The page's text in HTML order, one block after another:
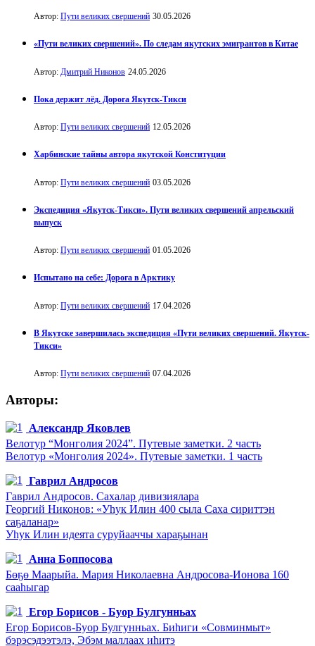
Автор: Пути великих свершений 30.05.2026
«Пути великих свершений». По следам якутских эмигрантов в Китае
Автор: Дмитрий Никонов 24.05.2026
Пока держит лёд. Дорога Якутск-Тикси
Автор: Пути великих свершений 12.05.2026
Харбинские тайны автора якутской Конституции
Автор: Пути великих свершений 03.05.2026
Экспедиция «Якутск-Тикси». Пути великих свершений апрельский
выпуск
Автор: Пути великих свершений 01.05.2026
Испытано на себе: Дорога в Арктику
Автор: Пути великих свершений 17.04.2026
В Якутске завершилась экспедиция «Пути великих свершений. Якутск-
Тикси»
Автор: Пути великих свершений 07.04.2026
Авторы:
Александр Яковлев
Велотур “Монголия 2024”. Путевые заметки. 2 часть
Велотур «Монголия 2024». Путевые заметки. 1 часть
Гаврил Андросов
Гаврил Андросов. Сахалар дивизиялара
Георгий Никонов: «Уһук Илин 400 сыла Саха сириттэн
саҕаланар»
Уһук Илин идеята суруйааччы хараҕынан
Анна Боппосова
Бөҕө Маарыйа. Мария Николаевна Андросова-Ионова 160
сааһыгар
Егор Борисов - Буор Булгунньах
Егор Борисов-Буор Булгунньах. Биһиги «Совминмыт»
бэрэсэдээтэлэ, Эбэм маллаах иһитэ